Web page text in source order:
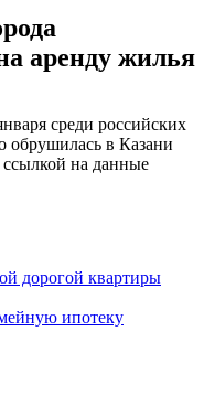
аренду жилья
среди российских
обрушилась в Казани
на данные
дорогой квартиры
ипотеку